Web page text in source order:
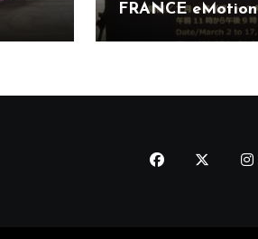
FRANCE eMotion